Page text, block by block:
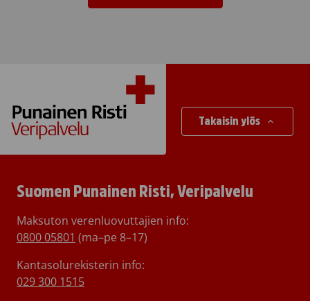
Takaisin ylös
Suomen Punainen Risti, Veripalvelu
Maksuton verenluovuttajien info:
0800 05801 (ma–pe 8–17)
Kantasolurekisterin info:
029 300 1515